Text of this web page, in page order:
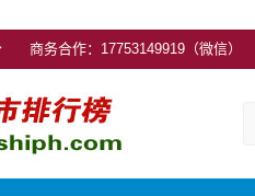
商务合作：17753149919（微信）